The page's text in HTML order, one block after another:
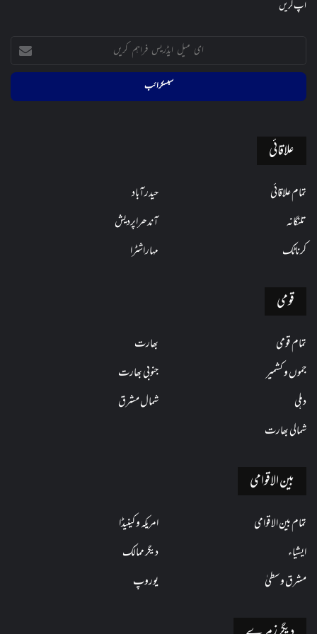
اپ کریں
ایڈریس
کریں
علاقائی
تمام علاقائی
حیدرآباد
تلنگانہ
آندھراپردیش
کرناٹک
مہاراشٹرا
قومی
تمام قومی
بھارت
جموں و کشمیر
جنوبی بھارت
دہلی
شمال مشرق
شمالی بھارت
بین الاقوامی
تمام بین الاقوامی
امریکہ و کینیڈا
ایشیاء
دیگر ممالک
مشرق وسطیٰ
یوروپ